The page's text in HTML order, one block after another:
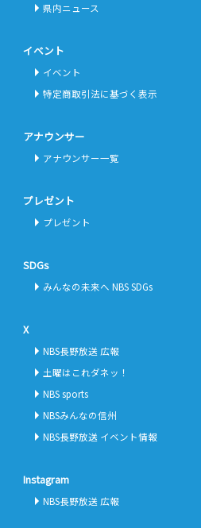
県内ニュース
イベント
イベント
特定商取引法に基づく表示
アナウンサー
アナウンサー一覧
プレゼント
プレゼント
SDGs
みんなの未来へ NBS SDGs
X
NBS長野放送 広報
土曜はこれダネッ！
NBS sports
NBSみんなの信州
NBS長野放送 イベント情報
Instagram
NBS長野放送 広報